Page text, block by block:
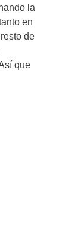
la
en
de
que